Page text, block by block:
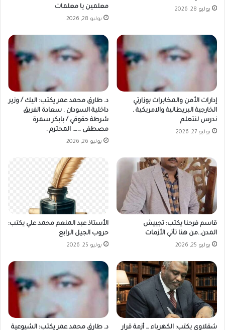
يوليو 28, 2026
معلمين يا معلمات
يوليو 28, 2026
إدارات الأمن والمخابرات بوزارتي
الخارجية البريطانية والامريكية .
ندرس لنتعلم
يوليو 27, 2026
د. طارق محمد عمر يكتب: اليك / وزير
داخلية السودان . سعادة الفريق
شرطة حقوقي / بابكر سمرة
مصطفى ……. المحترم .
يوليو 26, 2026
قاسم فرحنا يكتب: تجييش
المدن..من هنا تأتي الأزمات
يوليو 25, 2026
الأستاذ عبد المنعم محمد علي يكتب:
حروب الجيل الرابع
يوليو 25, 2026
شقلاوي يكتب: الكهرباء … أزمة قرار
د. طارق محمد عمر يكتب: الشيوعية